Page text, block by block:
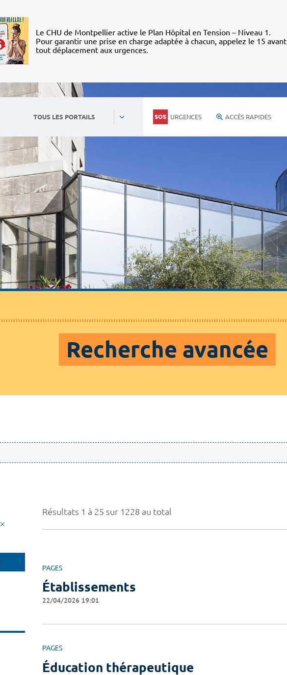
Le CHU de Montpellier active le Plan Hôpital en Tension – Niveau 1.
Pour garantir une prise en charge adaptée à chacun, appelez le 15 avant
tout déplacement aux urgences.
TOUS LES PORTAILS URGENCES ACCÈS RAPIDES
Recherche avancée
Résultats 1 à 25 sur 1228 au total
PAGES
Établissements
22/04/2026 19:01
PAGES
Éducation thérapeutique